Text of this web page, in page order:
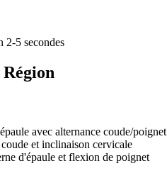
2-5 secondes
avec alternance coude/poignet
et inclinaison cervicale
d'épaule et flexion de poignet